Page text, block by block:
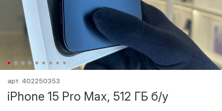
арт. 402250353
iPhone 15 Pro Max, 512 ГБ б/у